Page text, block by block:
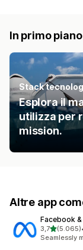
In primo piano
Stack
Esplora il
utilizza per
mission.
Altre app
Facebook
3,7stelle su 5
(5.065)
5065 •
Seamlessly